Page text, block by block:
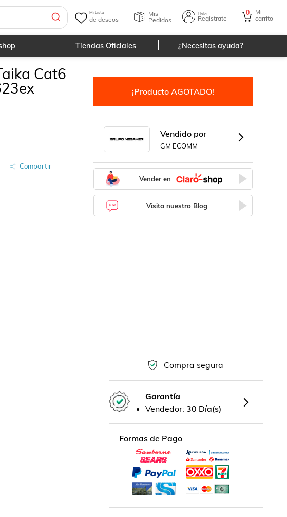
Mi Lista
de deseos
Mis
Pedidos
Hola
Registrate
0
Mi
carrito
Tiendas Oficiales ¿Necesitas ayuda?
Cat6
Compartir
¡Producto AGOTADO!
Vendido por
GM ECOMM
Vender en
Visita nuestro Blog
Compra segura
Garantía
Vendedor: 30 Día(s)
Formas de Pago